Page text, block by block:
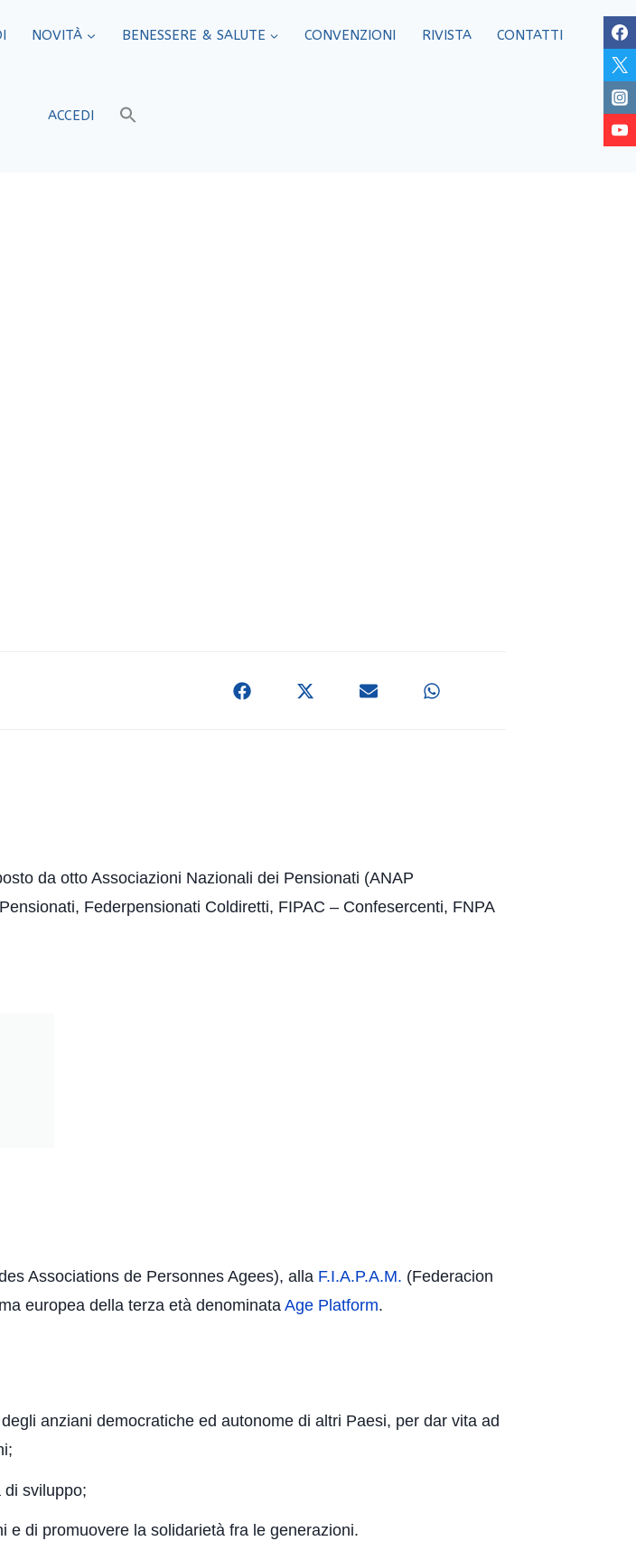
NOVITÀ BENESSERE & SALUTE CONVENZIONI RIVISTA CONTATTI
ACCEDI
da otto Associazioni Nazionali dei Pensionati (ANAP
Federpensionati Coldiretti, FIPAC – Confesercenti, FNPA
Associations de Personnes Agees), alla F.I.A.P.A.M. (Federacion
europea della terza età denominata Age Platform.
anziani democratiche ed autonome di altri Paesi, per dar vita ad
di sviluppo;
di promuovere la solidarietà fra le generazioni.